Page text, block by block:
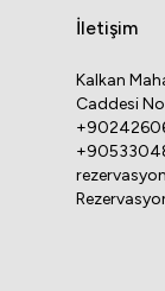
İletişim
Kalkan
Caddesi